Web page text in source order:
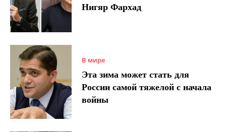
Нигяр Фархад
В мире
Эта зима может стать для
России самой тяжелой с начала
войны